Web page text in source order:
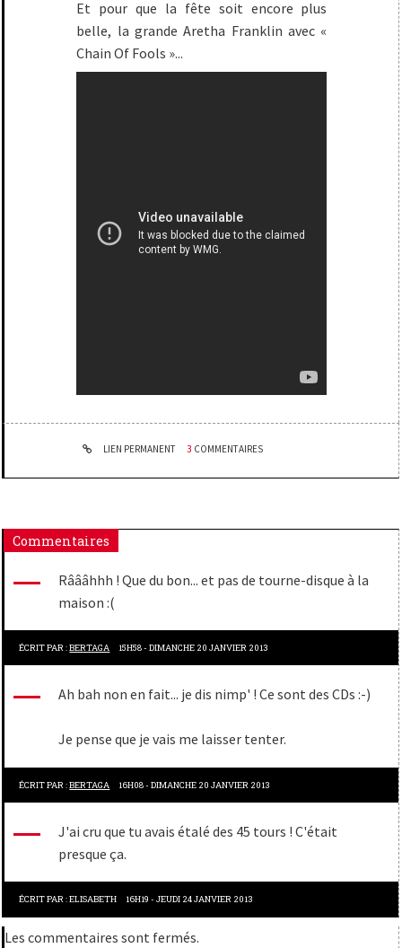
Et pour que la fête soit encore plus
belle, la grande Aretha Franklin avec «
Chain Of Fools »...
LIEN PERMANENT 3 COMMENTAIRES
Commentaires
Râââhhh ! Que du bon... et pas de tourne-disque à la
maison :(
ÉCRIT PAR :BERTAGA 15H58-DIMANCHE 20 JANVIER 2013
Ah bah non en fait... je dis nimp' ! Ce sont des CDs :-)
Je pense que je vais me laisser tenter.
ÉCRIT PAR :BERTAGA 16H08-DIMANCHE 20 JANVIER 2013
J'ai cru que tu avais étalé des 45 tours ! C'était
presque ça.
ÉCRIT PAR :ELISABETH 16H19 -JEUDI 24JANVIER 2013
Les commentaires sont fermés.